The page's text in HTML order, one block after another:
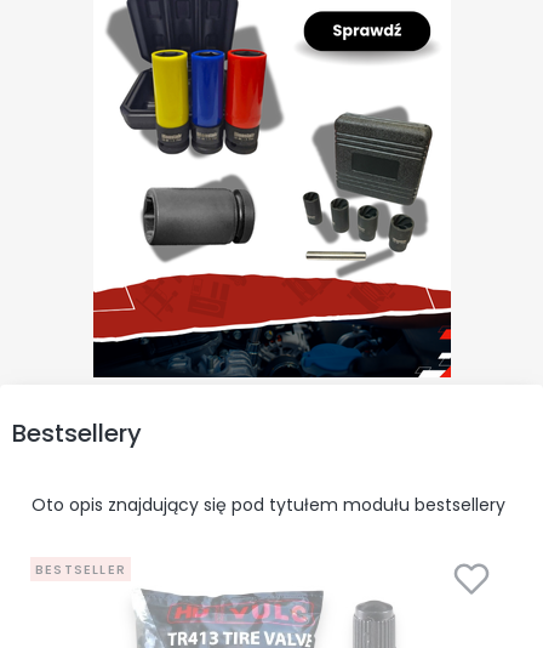
Bestsellery
Oto opis znajdujący się pod tytułem modułu bestsellery
BESTSELLER